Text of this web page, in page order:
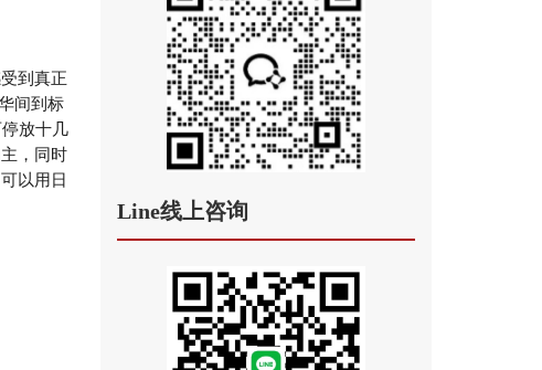
到真正
间到标
放十几
，同时
以用日
Line线上咨询